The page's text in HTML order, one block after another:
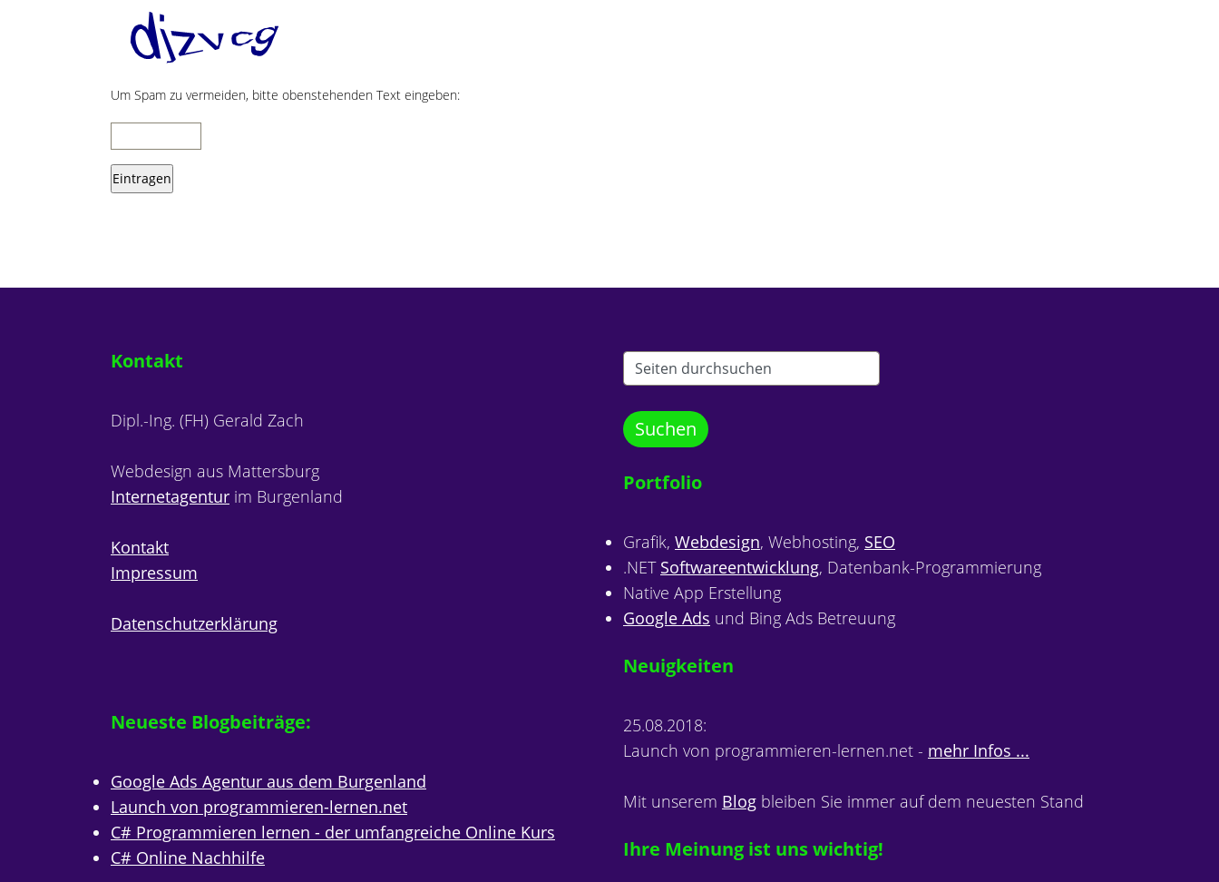
Um Spam zu vermeiden, bitte obenstehenden Text eingeben:
Kontakt
Dipl.-Ing. (FH) Gerald Zach
Webdesign aus Mattersburg
Internetagentur im Burgenland
Kontakt
Impressum
Datenschutzerklärung
Neueste Blogbeiträge:
Google Ads Agentur aus dem Burgenland
Launch von programmieren-lernen.net
C# Programmieren lernen - der umfangreiche Online Kurs
C# Online Nachhilfe
Portfolio
Grafik, Webdesign, Webhosting, SEO
.NET Softwareentwicklung, Datenbank-Programmierung
Native App Erstellung
Google Ads und Bing Ads Betreuung
Neuigkeiten
25.08.2018:
Launch von programmieren-lernen.net - mehr Infos ...
Mit unserem Blog bleiben Sie immer auf dem neuesten Stand
Ihre Meinung ist uns wichtig!